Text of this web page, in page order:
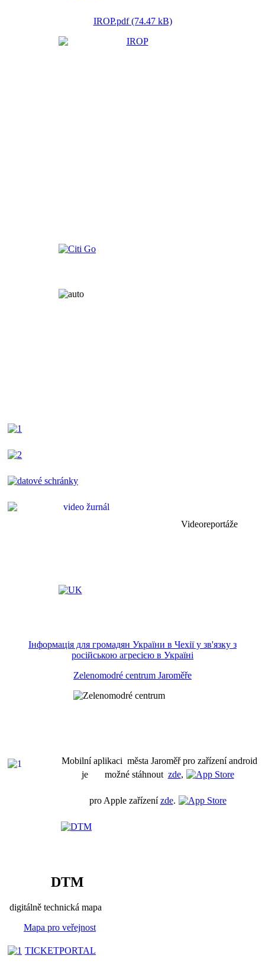
IROP.pdf (74.47 kB)
Videoreportáže
Інформація для громадян України в Чехії у зв'язку з
російською агресією в Україні
Zelenomodré centrum Jaroměře
Mobilní aplikaci města Jaroměř pro zařízení android
je možné stáhnout zde,
pro Apple zařízenízde.
DTM
digitálně technická mapa
Mapa pro veřejnost
TICKETPORTAL